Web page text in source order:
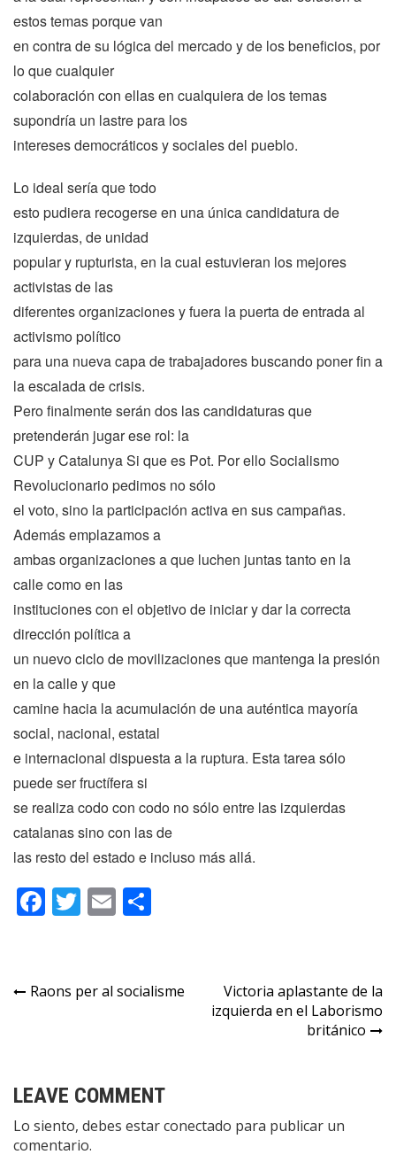
estos temas porque van
en contra de su lógica del mercado y de los beneficios, por
lo que cualquier
colaboración con ellas en cualquiera de los temas
supondría un lastre para los
intereses democráticos y sociales del pueblo.
Lo ideal sería que todo
esto pudiera recogerse en una única candidatura de
izquierdas, de unidad
popular y rupturista, en la cual estuvieran los mejores
activistas de las
diferentes organizaciones y fuera la puerta de entrada al
activismo político
para una nueva capa de trabajadores buscando poner fin a
la escalada de crisis.
Pero finalmente serán dos las candidaturas que
pretenderán jugar ese rol: la
CUP y Catalunya Si que es Pot. Por ello Socialismo
Revolucionario pedimos no sólo
el voto, sino la participación activa en sus campañas.
Además emplazamos a
ambas organizaciones a que luchen juntas tanto en la
calle como en las
instituciones con el objetivo de iniciar y dar la correcta
dirección política a
un nuevo ciclo de movilizaciones que mantenga la presión
en la calle y que
camine hacia la acumulación de una auténtica mayoría
social, nacional, estatal
e internacional dispuesta a la ruptura. Esta tarea sólo
puede ser fructífera si
se realiza codo con codo no sólo entre las izquierdas
catalanas sino con las de
las resto del estado e incluso más allá.
Facebook
Twitter
Email
Navegación
Raons per al socialisme
Victoria aplastante de la
izquierda en el Laborismo
británico
LEAVE COMMENT
Lo siento, debes estarconectado para publicar un
comentario.